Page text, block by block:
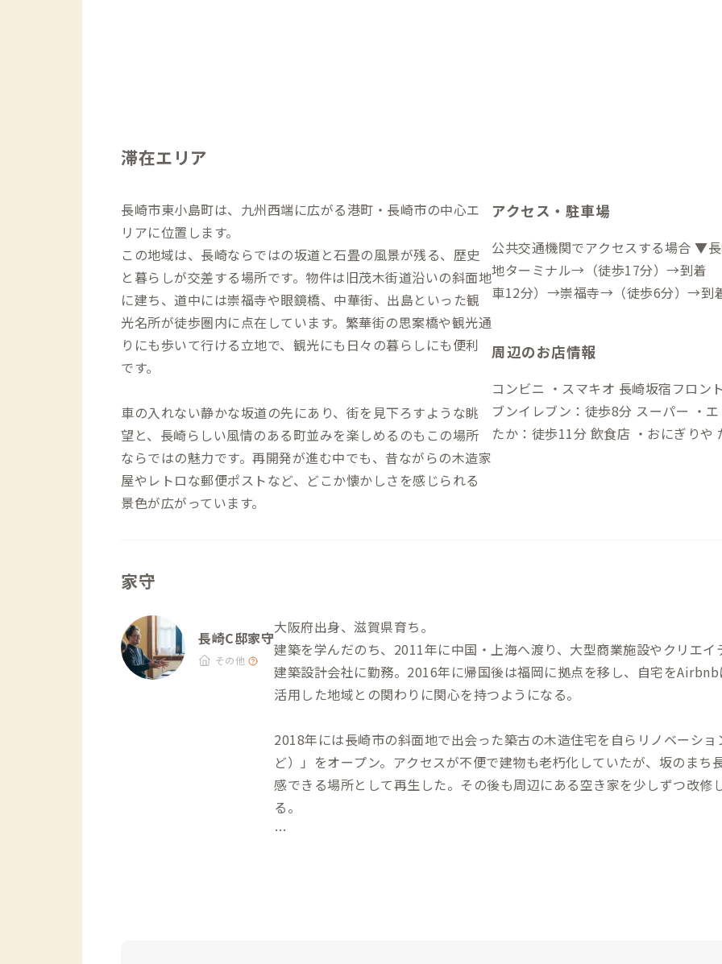
滞在エリア
長崎市東小島町は、九州西端に広がる港町・長崎市の中心エ
リアに位置します。
この地域は、長崎ならではの坂道と石畳の風景が残る、歴史
と暮らしが交差する場所です。物件は旧茂木街道沿いの斜面地
に建ち、道中には崇福寺や眼鏡橋、中華街、出島といった観
光名所が徒歩圏内に点在しています。繁華街の思案橋や観光通
りにも歩いて行ける立地で、観光にも日々の暮らしにも便利
です。
車の入れない静かな坂道の先にあり、街を見下ろすような眺
望と、長崎らしい風情のある町並みを楽しめるのもこの場所
ならではの魅力です。再開発が進む中でも、昔ながらの木造家
屋やレトロな郵便ポストなど、どこか懐かしさを感じられる
景色が広がっています。
アクセス・駐車場
公共交通機関でアクセスする場合
地ターミナル→（徒歩17分）→到
車12分）→崇福寺→（徒歩6分）→
0分）→到着
周辺のお店情報
コンビニ ・スマキオ 長崎坂宿フロン
ブンイレブン：徒歩8分 スーパー ・エレナ：徒歩9分 ・フレッシュハウスまる
たか：徒歩11分 飲食店 ・おにぎりや だるま：徒歩11分（長崎の文化 〆おにぎ
崎港ターミナル：20分 ・軍艦島ツア
家守
長崎C邸家守
その他
大阪府出身、滋賀県育ち。
建築を学んだのち、2011年に中国・上海へ渡り、大型商業施設やクリエ
建築設計会社に勤務。2016年に帰国後は福岡に拠点を移し、自宅を
活用した地域との関わりに関心を持つようになる。
2018年には長崎市の斜面地で出会った築古の木造住宅を自らリノベーシ
ど）」をオープン。アクセスが不便で建物も老朽化していたが、坂のま
感できる場所として再生した。その後も周辺にある空き家を少しずつ改修
る。